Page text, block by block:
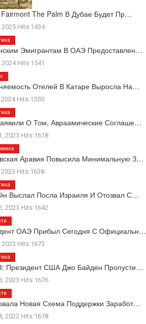
The Palm В Дубае Будет Пр…
2025 Hits:1434
Эмигрантам В ОАЭ Предоставлен…
Hits:1541
Отелей В Катаре Выросла На…
2024 Hits:1550
О Том, Авраамические Соглаше…
2023 Hits:1618
Аравия Повысила Минимальную З…
2023 Hits:1638
Выслал Посла Израиля И Отозвал С…
2023 Hits:1642
ОАЭ Прибыл Сегодня С Официальн…
2023 Hits:1673
Президент США Джо Байден Пропусти…
2023 Hits:1676
Новая Схема Поддержки Заработ…
2022 Hits:1678